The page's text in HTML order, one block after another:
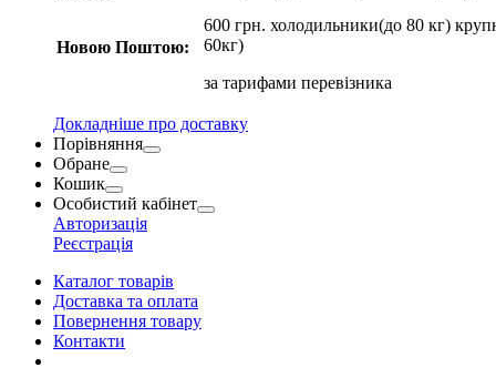
Новою Поштою:
600 грн. холодильники(до 80 кг)
60кг)
за тарифами перевізника
Докладніше про доставку
Порівняння
Обране
Кошик
Особистий кабінет
Авторизація
Реєстрація
Каталог товарів
Доставка та оплата
Повернення товару
Контакти